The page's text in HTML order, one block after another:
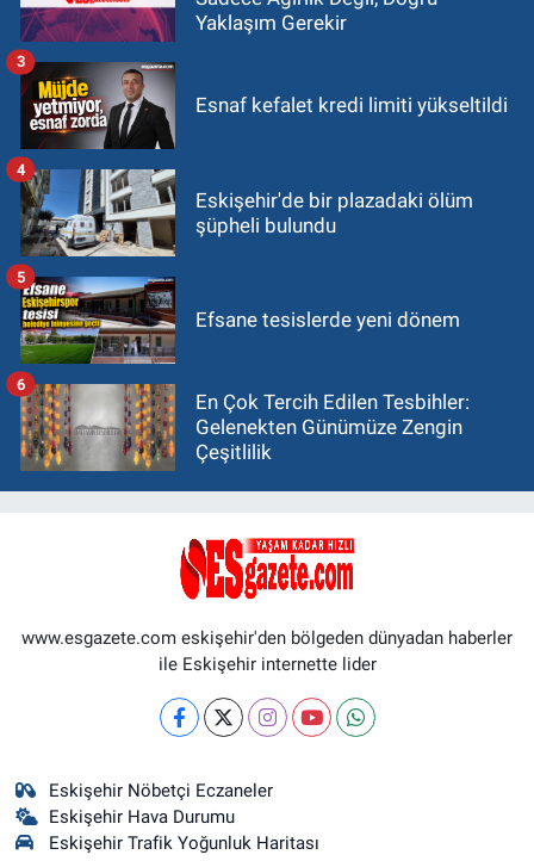
Yaklaşım Gerekir
Esnaf kefalet kredi limiti yükseltildi
3
Eskişehir'de bir plazadaki ölüm
şüpheli bulundu
4
Efsane tesislerde yeni dönem
5
En Çok Tercih Edilen Tesbihler:
Gelenekten Günümüze Zengin
Çeşitlilik
6
www.esgazete.com eskişehir'den bölgeden dünyadan haberler
ile Eskişehir internette lider
Eskişehir Nöbetçi Eczaneler
Eskişehir Hava Durumu
Eskişehir Trafik Yoğunluk Haritası